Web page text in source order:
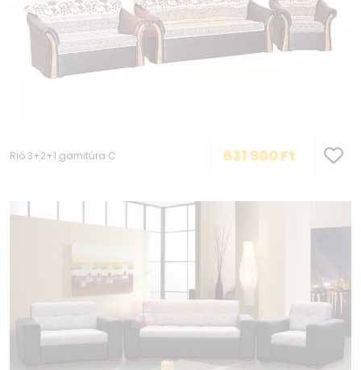
Rió 3+2+1 garnitúra C 631 900Ft